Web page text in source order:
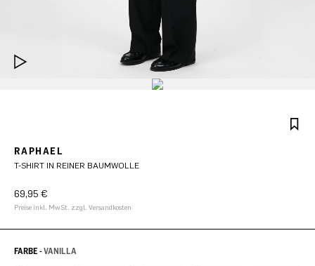
RAPHAEL
T-SHIRT IN REINER BAUMWOLLE
69,95 €
Preise inkl. MwSt. zzgl. Versandkosten
FARBE -VANILLA